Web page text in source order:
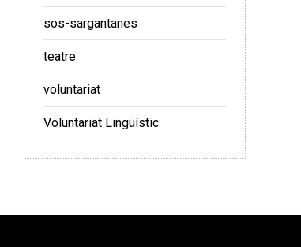
sos-sargantanes
teatre
voluntariat
Voluntariat Lingüístic